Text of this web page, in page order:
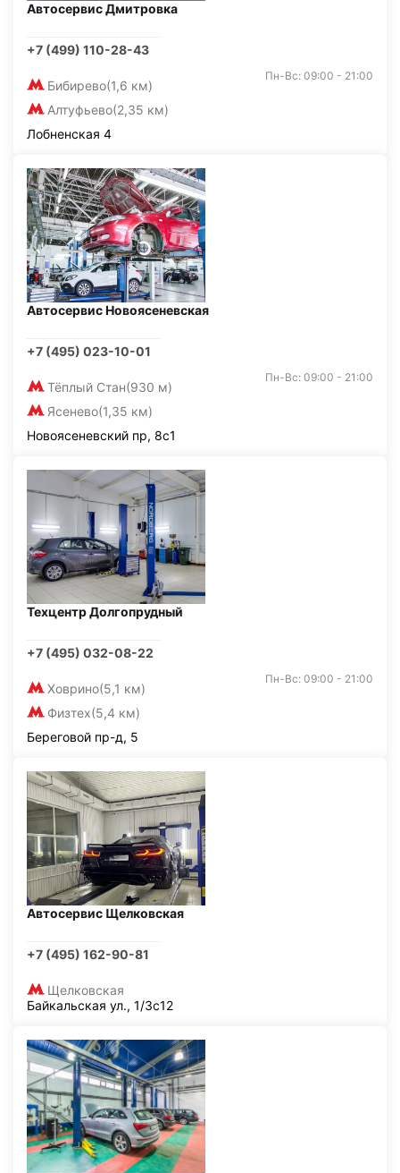
Автосервис Дмитровка
+7 (499) 110-28-43
Бибирево(1,6 км)
Алтуфьево(2,35 км)
Пн-Вс: 09:00 - 21:00
Лобненская 4
Автосервис Новоясеневская
+7 (495) 023-10-01
Тёплый Стан(930 м)
Ясенево(1,35 км)
Пн-Вс: 09:00 - 21:00
Новоясеневский пр, 8с1
Техцентр Долгопрудный
+7 (495) 032-08-22
Ховрино(5,1 км)
Физтех(5,4 км)
Пн-Вс: 09:00 - 21:00
Береговой пр-д, 5
Автосервис Щелковская
+7 (495) 162-90-81
Щелковская
Байкальская ул., 1/3с12